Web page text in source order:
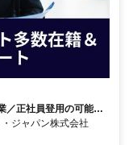
／正社員登用の可能性
ジャパン株式会社